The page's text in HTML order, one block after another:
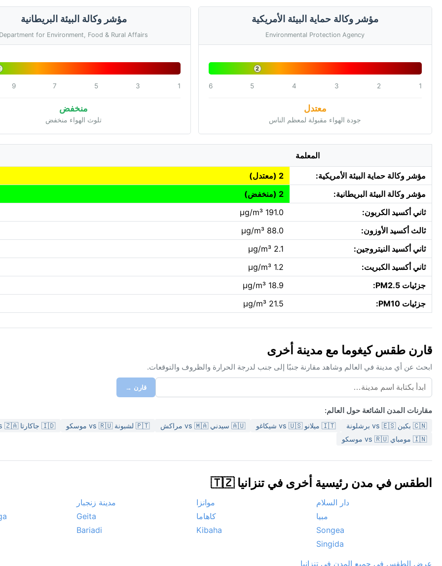
مؤشر وكالة حماية البيئة الأمريكية
Environmental Protection Agency
2
1
2
3
4
5
6
معتدل
جودة الهواء مقبولة لمعظم الناس
مؤشر وكالة البيئة البريطانية
Department for Environment, Food & Rural Affairs
1
3
5
7
9
منخفض
تلوث الهواء منخفض
المعلمة
مؤشر وكالة حماية البيئة الأمريكية:
2 (معتدل)
مؤشر وكالة البيئة البريطانية:
2 (منخفض)
ثاني أكسيد الكربون:
191.0 µg/m³
ثالث أكسيد الأوزون:
88.0 µg/m³
ثاني أكسيد النيتروجين:
2.1 µg/m³
ثاني أكسيد الكبريت:
1.2 µg/m³
جزئيات PM2.5:
18.9 µg/m³
جزئيات PM10:
21.5 µg/m³
قارن طقس كيغوما مع مدينة أخرى
ابحث عن أي مدينة في العالم وشاهد مقارنة جنبًا إلى جنب لدرجة الحرارة والظروف والتوقعات.
قارن →
مقارنات المدن الشائعة حول العالم:
🇨🇳 بكين vs 🇪🇸 برشلونة 🇮🇹 ميلانو vs 🇺🇸 شيكاغو 🇦🇺 سيدني vs 🇲🇦 مراكش 🇵🇹 لشبونة vs 🇷🇺 موسكو
🇮🇩 جاكارتا vs 🇿🇦 كيب تاون
🇮🇳 مومباي vs 🇷🇺 موسكو
الطقس في مدن رئيسية أخرى في تنزانيا 🇹🇿
دار السلام موانزا مدينة زنجبار
مبيا
كاهاما Geita
Songea
Kibaha
Bariadi
Singida
عرض الطقس في جميع المدن في تنزانيا